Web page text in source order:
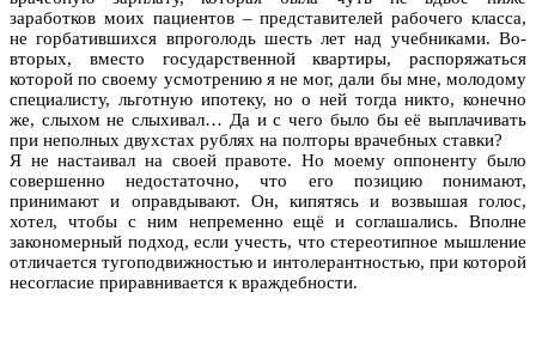
заработков моих пациентов – представителей рабочего класса,
не горбатившихся впроголодь шесть лет над учебниками. Во-
вторых, вместо государственной квартиры, распоряжаться
которой по своему усмотрению я не мог, дали бы мне, молодому
специалисту, льготную ипотеку, но о ней тогда никто, конечно
же, слыхом не слыхивал… Да и с чего было бы её выплачивать
при неполных двухстах рублях на полторы врачебных ставки?
Я не настаивал на своей правоте. Но моему оппоненту было
совершенно недостаточно, что его позицию понимают,
принимают и оправдывают. Он, кипятясь и возвышая голос,
хотел, чтобы с ним непременно ещё и соглашались. Вполне
закономерный подход, если учесть, что стереотипное мышление
отличается тугоподвижностью и интолерантностью, при которой
несогласие приравнивается к враждебности.